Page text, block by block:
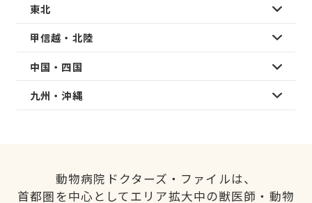
東北
甲信越・北陸
中国・四国
九州・沖縄
動物病院ドクターズ・ファイルは、
首都圏を中心としてエリア拡大中の獣医師・動物